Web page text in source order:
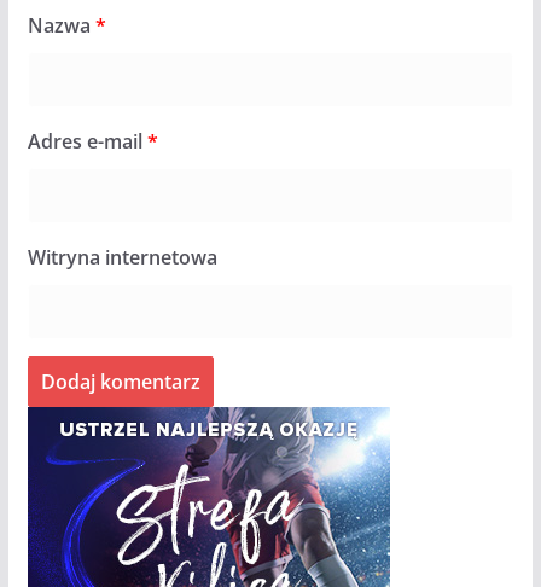
Nazwa *
Adres e-mail*
Witryna internetowa